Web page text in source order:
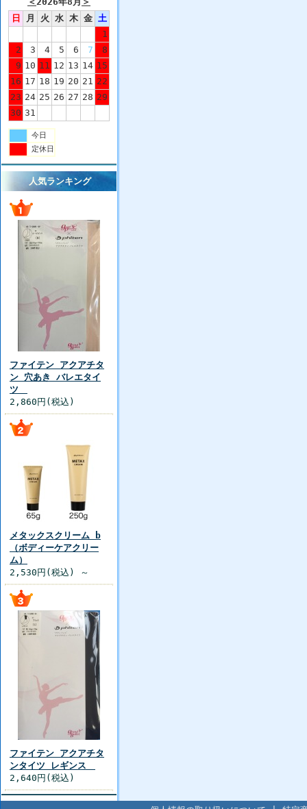
日
月 火 水 木 金 土
1
2
3 4 5 6 7
8
9 10 11 12 13 14 15
16 17 18 19 20 21 22
23 24 25 26 27 28 29
30 31
今日
定休日
人気ランキング
ファイテン アクアチタ
ン 穴あき バレエタイ
ツ
2,860円(税込)
メタックスクリーム b
（ボディーケアクリー
ム）
2,530円(税込) ～
ファイテン アクアチタ
ンタイツ レギンス
2,640円(税込)